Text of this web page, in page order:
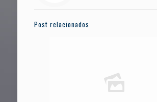
Post relacionados